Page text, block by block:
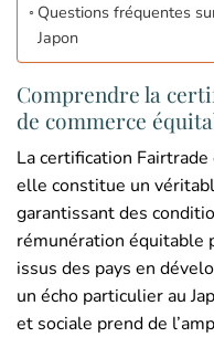
Questions fréquentes
Japon
Comprendre la
de commerce
La certification
elle constitue un
garantissant des
rémunération équitable
issus des pays en
un écho particulier au
et sociale prend de